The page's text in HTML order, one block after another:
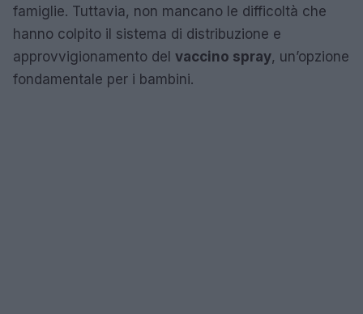
famiglie. Tuttavia, non mancano le difficoltà che
hanno colpito il sistema di distribuzione e
approvvigionamento del vaccino spray, un’opzione
fondamentale per i bambini.